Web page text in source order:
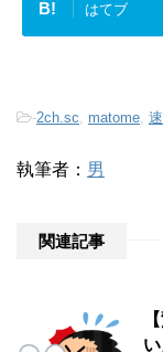
B! はてブ
-2ch.sc matome
執筆者： 男
関連記事